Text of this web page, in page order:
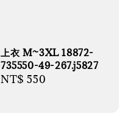
上衣 M~3XL 18872-
735550-49-267.j5827
Regular
NT$ 550